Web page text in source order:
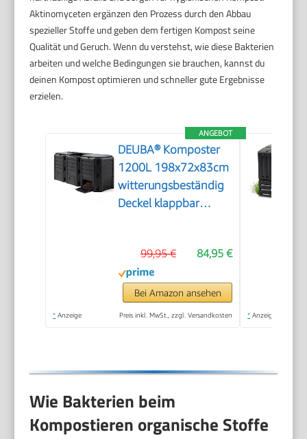
Aktinomyceten ergänzen den Prozess durch den Abbau
spezieller Stoffe und geben dem fertigen Kompost seine
Qualität und Geruch. Wenn du verstehst, wie diese Bakterien
arbeiten und welche Bedingungen sie brauchen, kannst du
deinen Kompost optimieren und schneller gute Ergebnisse
erzielen.
ANGEBOT
DEUBA® Komposter
1200L 198x72x83cm
witterungsbeständig
Deckel klappbar
Schnellkomposter84,95 €
99,95 €
Bei Amazon ansehen
* Anzeige Preis inkl. MwSt., zzgl. Versandkosten * Anzeige
Wie Bakterien beim
Kompostieren organische Stoffe